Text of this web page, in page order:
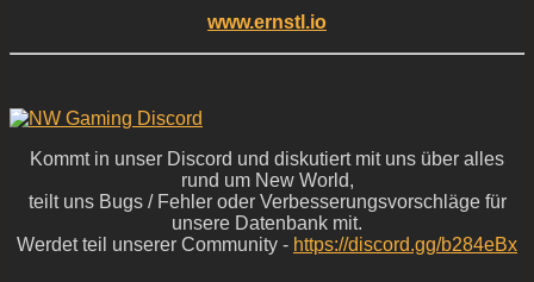
www.ernstl.io
Kommt in unser Discord und diskutiert mit uns über alles
rund um New World,
teilt uns Bugs / Fehler oder Verbesserungsvorschläge für
unsere Datenbank mit.
Werdet teil unserer Community - https://discord.gg/b284eBx